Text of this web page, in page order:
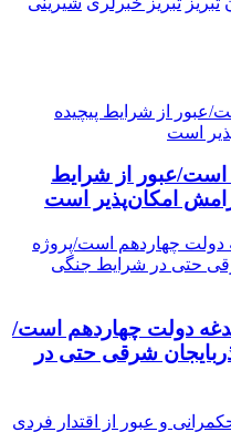
است/عبور از شرایط
امکان‌پذیر است
دولت چهاردهم است/
شرقی حتی در